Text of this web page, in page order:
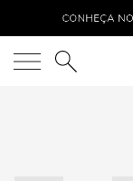
O que você está